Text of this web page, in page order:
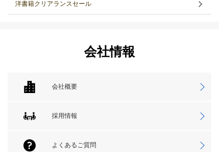
洋書籍クリアランスセール
会社情報
会社概要
採用情報
よくあるご質問